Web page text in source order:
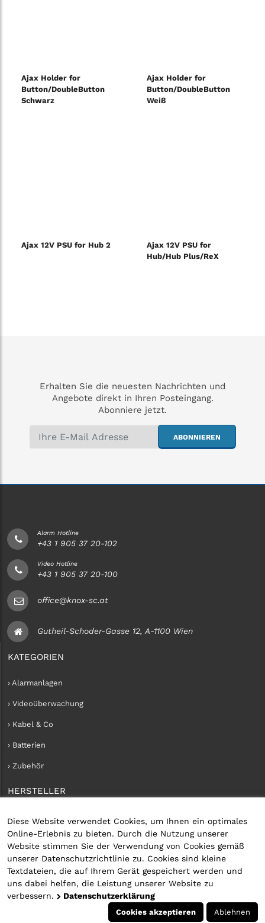
Ajax Holder for
Button/DoubleButton
Schwarz
Ajax Holder for
Button/DoubleButton
Weiß
Ajax 12V PSU for Hub 2
Ajax 12V PSU for
Hub/Hub Plus/ReX
Diese Website verwendet Cookies, um Ihnen ein optimales
Online-Erlebnis zu bieten. Durch die Nutzung unserer
Website stimmen Sie der Verwendung von Cookies gemäß
unserer Datenschutzrichtlinie zu. Cookies sind kleine
Textdateien, die auf Ihrem Gerät gespeichert werden und
uns dabei helfen, die Leistung unserer Website zu
verbessern.
Datenschutzerklärung
Cookies akzeptieren Ablehnen
Erhalten Sie die neuesten Nachrichten und
Angebote direkt in Ihren Posteingang.
Abonniere jetzt.
ABONNIEREN
Alarm Hotline
+43 1 905 37 20-102
Video Hotline
+43 1 905 37 20-100
office@knox-sc.at
Gutheil-Schoder-Gasse 12, A-1100 Wien
KATEGORIEN
› Alarmanlagen
› Videoüberwachung
› Kabel & Co
› Batterien
› Zubehör
HERSTELLER
› iConnect
KUNDENKONTO
› Kundenservice
› Kundenkonto erstellen